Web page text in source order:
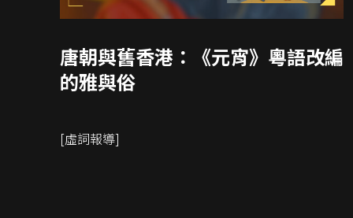
唐朝與舊香港：《元宵》粵語改編
的雅與俗
[虛詞報導]